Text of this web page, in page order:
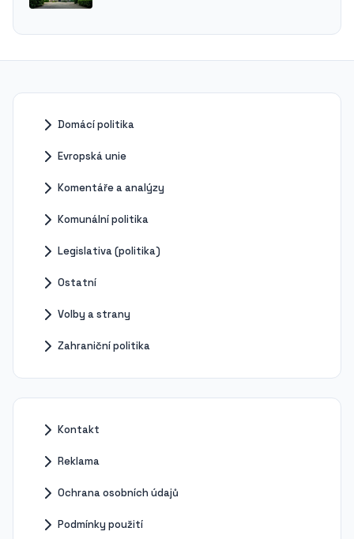
Domácí politika
Evropská unie
Komentáře a analýzy
Komunální politika
Legislativa (politika)
Ostatní
Volby a strany
Zahraniční politika
Kontakt
Reklama
Ochrana osobních údajů
Podmínky použití